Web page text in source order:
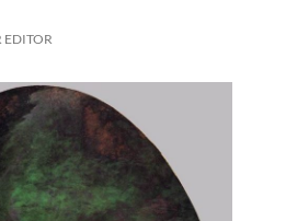
EDITOR